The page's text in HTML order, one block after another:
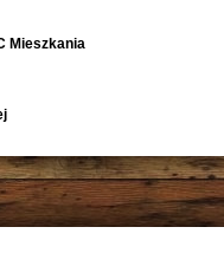
Mieszkania